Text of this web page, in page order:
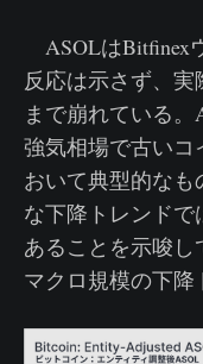
ASOLはBitfinex
反応は示さず、実
まで崩れている。
強気相場で古いコ
おいて典型的なも
な下降トレンド
あることを示唆
マクロ規模の下降